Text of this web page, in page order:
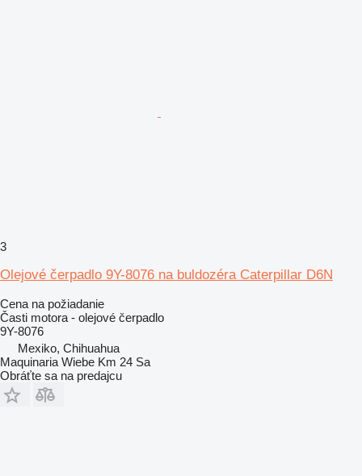
3
Olejové čerpadlo 9Y-8076 na buldozéra Caterpillar D6N
Cena na požiadanie
Časti motora - olejové čerpadlo
9Y-8076
Mexiko, Chihuahua
Maquinaria Wiebe Km 24 Sa
Obráťte sa na predajcu